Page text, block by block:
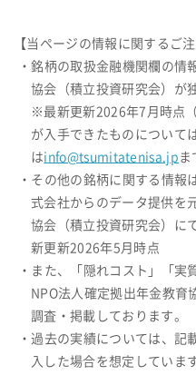
【当ページの情報に関するご注
・銘柄の取扱金融機関欄の情
協会（積立投資研究会）が
※最新更新2026年7月時点
が入手できたものについて
はinfo@tsumitatenisa.jp ま
・その他の銘柄に関する情報
式会社からのデータ提供を
協会（積立投資研究会）に
新更新2026年5月時点
・また、「隠れコスト」「実
NPO法人確定拠出年金教育
調査・掲載しております。
・過去の実績については、記
入した場合を想定していま